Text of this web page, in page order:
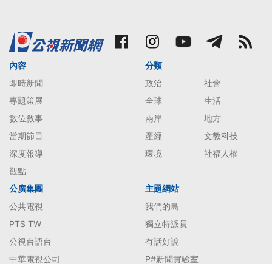
內容
即時新聞
專題策展
數位敘事
當期節目
深度報導
觀點
分類
政治
社會
全球
生活
兩岸
地方
產經
文教科技
環境
社福人權
公廣集團
公共電視
PTS TW
公視台語台
中華電視公司
主題網站
我們的島
獨立特派員
有話好說
P#新聞實驗室